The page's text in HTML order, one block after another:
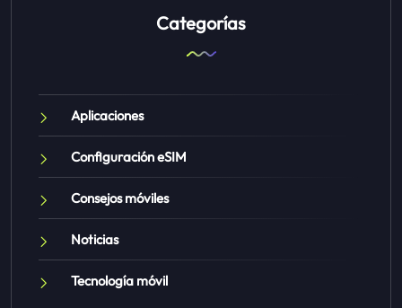
Categorías
Aplicaciones
Configuración eSIM
Consejos móviles
Noticias
Tecnología móvil